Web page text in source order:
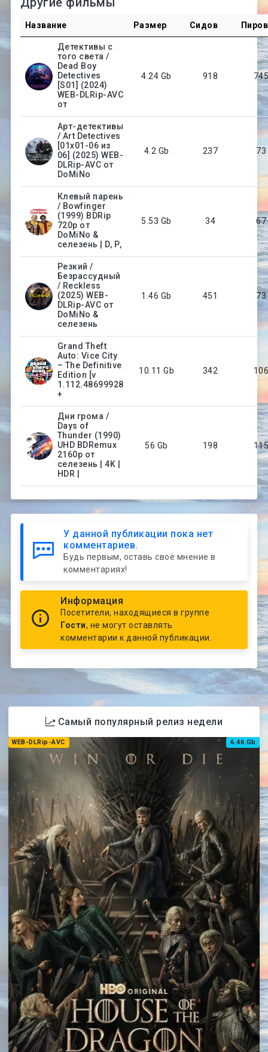
Название Размер Сидов Пиров
Детективы с
того света /
Dead Boy
Detectives
[S01] (2024)
WEB-DLRip-AVC
от
4.24 Gb 918
Арт-детективы
/ Art Detectives
[01x01-06 из
06] (2025) WEB-
DLRip-AVC от
DoMiNo
4.2 Gb 237 73
Клевый парень
/ Bowfinger
(1999) BDRip
720p от
DoMiNo &
селезень | D, Р,
5.53 Gb 34 67
Резкий /
Безрассудный
/ Reckless
(2025) WEB-
DLRip-AVC от
DoMiNo &
селезень
1.46 Gb 451 73
Grand Theft
Auto: Vice City
– The Definitive
Edition [v
1.112.48699928
+
10.11 Gb 342
Дни грома /
Days of
Thunder (1990)
UHD BDRemux
2160p от
селезень | 4K |
HDR |
56 Gb 198
У данной публикации пока нет
комментариев.
Будь первым, оставь своё мнение в
комментариях!
Информация
Посетители, находящиеся в группе
Гости, не могут оставлять
комментарии к данной публикации.
Самый популярный релиз недели
WEB-DLRip-AVC 6.46 Gb